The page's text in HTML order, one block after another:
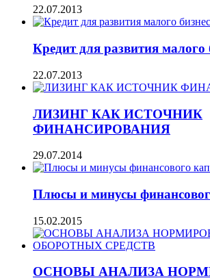
22.07.2013
Кредит для развития малого
22.07.2013
ЛИЗИНГ КАК ИСТОЧНИК
ФИНАНСИРОВАНИЯ
29.07.2014
Плюсы и минусы
15.02.2015
ОСНОВЫ АНАЛИЗА